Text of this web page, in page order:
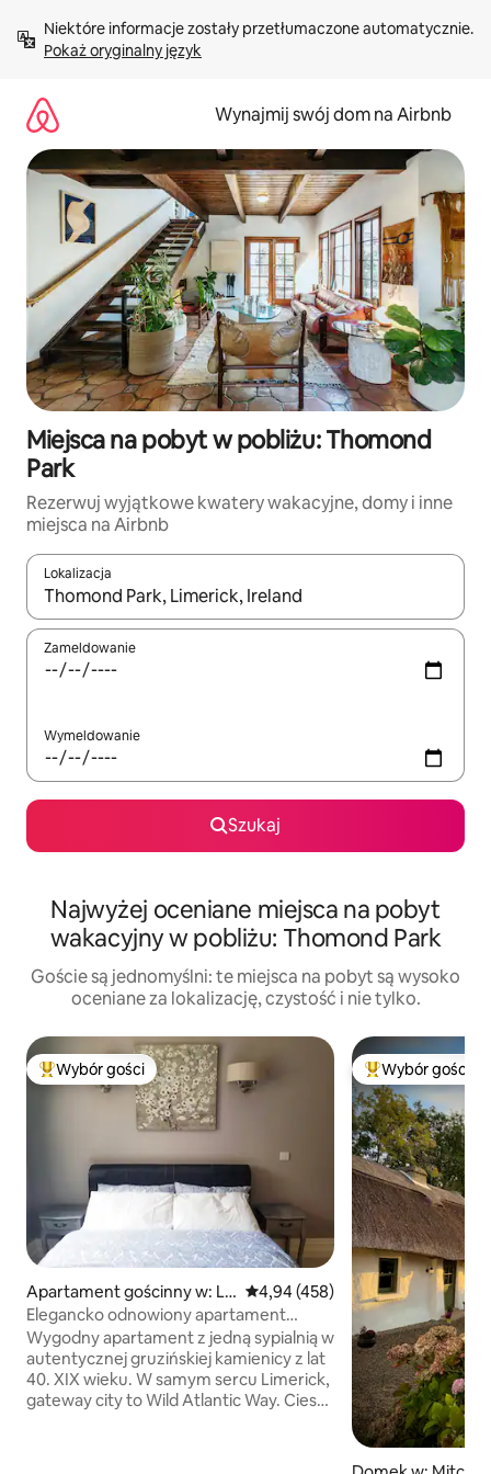
treści Pokaż oryginalny język
Wynajmij swój dom na Airbnb
Miejsca na pobyt w pobliżu: Thomond
Park
Rezerwuj wyjątkowe kwatery wakacyjne, domy i inne
miejsca na Airbnb
Lokalizacja
Gdy wyniki będą dostępne, możesz poruszać się po nich za
Zameldowanie
Wymeldowanie
Szukaj
Najwyżej oceniane miejsca na pobyt
wakacyjny w pobliżu: Thomond Park
Goście są jednomyślni: te miejsca na pobyt są wysoko
oceniane za lokalizację, czystość i nie tylko.
Najpopularniejsze z kategorii Wybór gości
Wybór gości
Apartament gościnny w: Li
merick
Średnia ocena: 4,94 na 5, liczba
4,94 (458)
Elegancko odnowiony apartament
w historycznym Limerick
Wygodny apartament z jedną sypialnią w
autentycznej gruzińskiej kamienicy z lat
40. XIX wieku. W samym sercu Limerick,
gateway city to Wild Atlantic Way. Ciesz
Wybór gości